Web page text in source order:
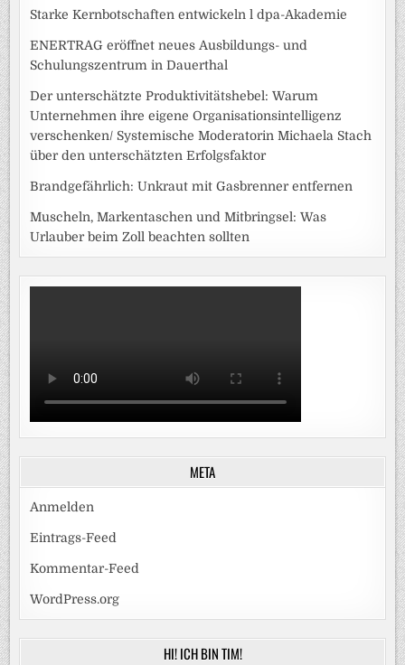
Starke Kernbotschaften entwickeln l dpa-Akademie
ENERTRAG eröffnet neues Ausbildungs- und
Schulungszentrum in Dauerthal
Der unterschätzte Produktivitätshebel: Warum
Unternehmen ihre eigene Organisationsintelligenz
verschenken/ Systemische Moderatorin Michaela Stach
über den unterschätzten Erfolgsfaktor
Brandgefährlich: Unkraut mit Gasbrenner entfernen
Muscheln, Markentaschen und Mitbringsel: Was
Urlauber beim Zoll beachten sollten
META
Anmelden
Eintrags-Feed
Kommentar-Feed
WordPress.org
HI! ICH BIN TIM!